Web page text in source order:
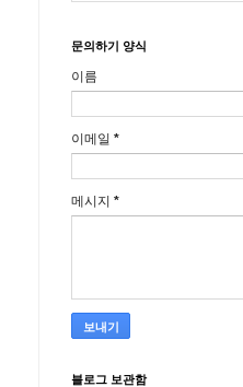
문의하기 양식
이름
이메일 *
메시지 *
블로그 보관함